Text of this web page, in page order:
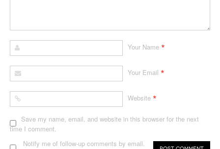
Your Name *
Your Email *
Website *
Save my name, email, and website in this browser for the next
time I comment.
Notify me of follow-up comments by email.